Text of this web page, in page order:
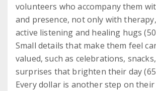
volunteers who accompany them
and presence, not only with
active listening and healing hugs
Small details that make them feel
valued, such as celebrations,
surprises that brighten their day
Every dollar is another step on